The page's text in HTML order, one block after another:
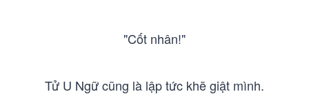
"Cốt nhân!"
Tử U Ngữ cũng là lập tức khẽ giật mình.